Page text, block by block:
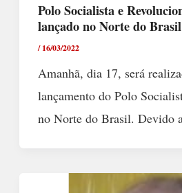
Polo Socialista e
lançado no Norte do Brasil
/16/03/2022
Amanhã, dia 17, será
lançamento do Polo
no Norte do Brasil.